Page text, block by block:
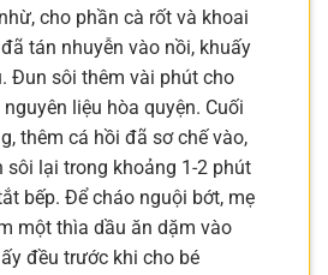
cho phần cà rốt và khoai
tán nhuyễn vào nồi, khuấy
Đun sôi thêm vài phút cho
nguyên liệu hòa quyện. Cuối
thêm cá hồi đã sơ chế vào,
sôi lại trong khoảng 1-2 phút
bếp. Để cháo nguội bớt, mẹ
một thìa dầu ăn dặm vào
đều trước khi cho bé